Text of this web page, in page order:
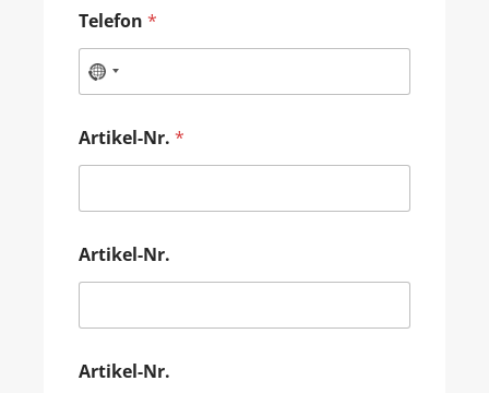
Telefon *
Artikel-Nr. *
Artikel-Nr.
Artikel-Nr.